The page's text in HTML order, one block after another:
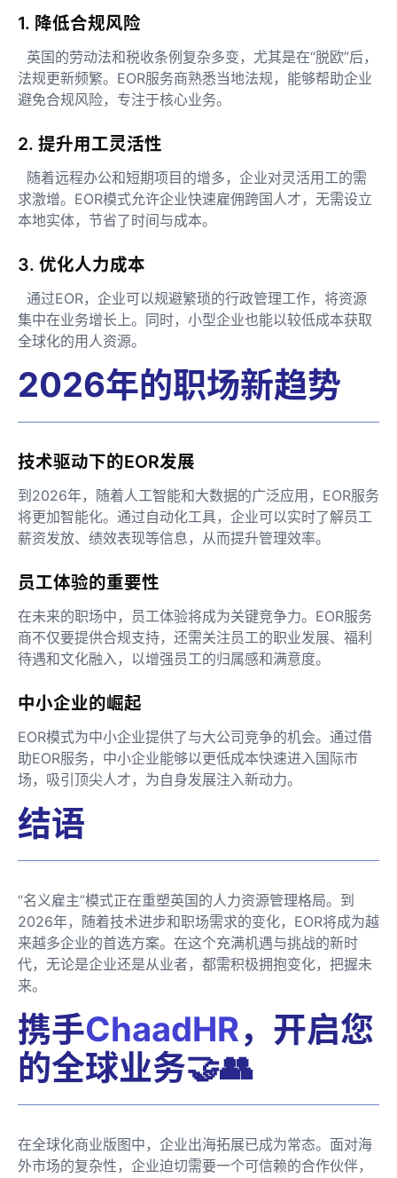
1. 降低合规风险
英国的劳动法和税收条例复杂多变，尤其是在“脱欧”后，
法规更新频繁。EOR服务商熟悉当地法规，能够帮助企业
避免合规风险，专注于核心业务。
2. 提升用工灵活性
随着远程办公和短期项目的增多，企业对灵活用工的需
求激增。EOR模式允许企业快速雇佣跨国人才，无需设立
本地实体，节省了时间与成本。
3. 优化人力成本
通过EOR，企业可以规避繁琐的行政管理工作，将资源
集中在业务增长上。同时，小型企业也能以较低成本获取
全球化的用人资源。
2026年的职场新趋势
技术驱动下的EOR发展
到2026年，随着人工智能和大数据的广泛应用，EOR服务
将更加智能化。通过自动化工具，企业可以实时了解员工
薪资发放、绩效表现等信息，从而提升管理效率。
员工体验的重要性
在未来的职场中，员工体验将成为关键竞争力。EOR服务
商不仅要提供合规支持，还需关注员工的职业发展、福利
待遇和文化融入，以增强员工的归属感和满意度。
中小企业的崛起
EOR模式为中小企业提供了与大公司竞争的机会。通过借
助EOR服务，中小企业能够以更低成本快速进入国际市
场，吸引顶尖人才，为自身发展注入新动力。
结语
“名义雇主”模式正在重塑英国的人力资源管理格局。到
2026年，随着技术进步和职场需求的变化，EOR将成为越
来越多企业的首选方案。在这个充满机遇与挑战的新时
代，无论是企业还是从业者，都需积极拥抱变化，把握未
来。
携手ChaadHR，开启您
的全球业务🤝👥
在全球化商业版图中，企业出海拓展已成为常态。面对海
外市场的复杂性，企业迫切需要一个可信赖的合作伙伴，